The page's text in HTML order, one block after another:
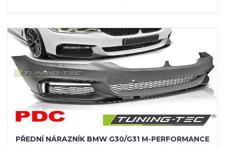
PŘEDNÍ NÁRAZNÍK BMW G30/G31 M-PERFORMANCE